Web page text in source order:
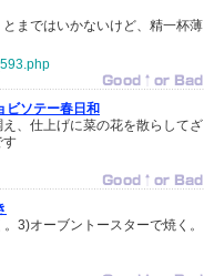
まではいかないけど、精一杯薄
ビソテー春日和
、仕上げに菜の花を散らしてざ
す
3)オーブントースターで焼く。